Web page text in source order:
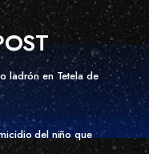
ladrón en Tetela de
del niño que